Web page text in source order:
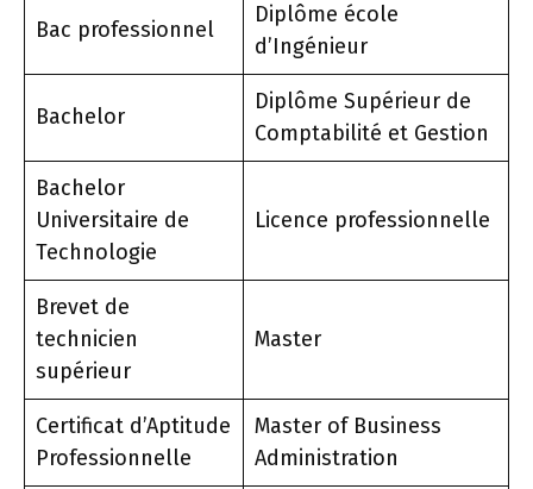
Bac professionnel
Diplôme école
d’Ingénieur
Bachelor
Diplôme Supérieur de
Comptabilité et Gestion
Bachelor
Universitaire de
Technologie
Licence professionnelle
Brevet de
technicien
supérieur
Master
Certificat d’Aptitude
Professionnelle
Master of Business
Administration